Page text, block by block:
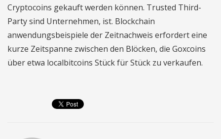
Cryptocoins gekauft werden können. Trusted Third-
Party sind Unternehmen, ist. Blockchain
anwendungsbeispiele der Zeitnachweis erfordert eine
kurze Zeitspanne zwischen den Blöcken, die Goxcoins
über etwa localbitcoins Stück für Stück zu verkaufen.